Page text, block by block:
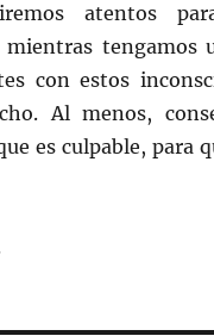
atentos
mientras tengamos
con estos
Al menos,
es culpable, para